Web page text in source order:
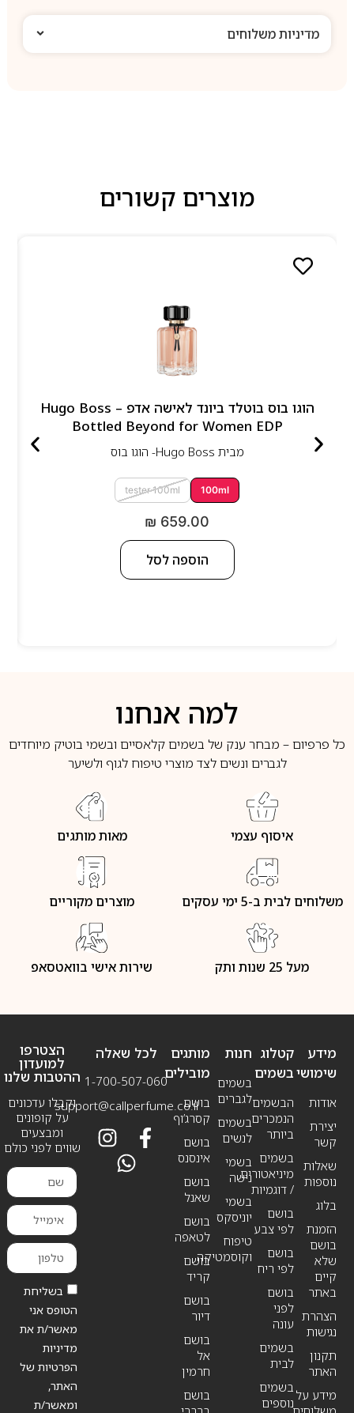
מדיניות משלוחים
מוצרים קשורים
הוגו בוס בוטלד ביונד לאישה אדפ – Hugo Boss
Bottled Beyond for Women EDP
מבית Hugo Boss- הוגו בוס
100ml
tester 100ml
₪ 659.00
הוספה לסל
למה אנחנו
כל פרפיום – מבחר ענק של בשמים קלאסיים ובשמי בוטיק מיוחדים
לגברים ונשים לצד מוצרי טיפוח לגוף ולשיער
איסוף עצמי מאות מותגים
משלוחים לבית ב-5 ימי עסקים מוצרים מקוריים
מעל 25 שנות ותק שירות אישי בוואטסאפ
מידע
שימושי
אודות
יצירת
קשר
שאלות
נוספות
בלוג
הזמנת
בושם
שלא
קיים
באתר
הצהרת
נגישות
תקנון
האתר
מידע על
חנות
בשמים
לגברים
בשמים
לנשים
בשמי
נישה
בשמי
יוניסקס
טיפוח
וקוסמטיקה
קטלוג
בשמים
הבשמים
הנמכרים
ביותר
בשמים
מיניאטורים
/ דוגמיות
בושם
לפי צבע
בושם
לפי ריח
בושם
לפני
עונה
בשמים
לבית
בשמים
נוספים
מותגים
מובילים
בושם
קסרג’וף
בושם
אינסנס
בושם
שאנל
בושם
לטאפה
בושם
קריד
בושם
דיור
בושם
אל
חרמין
בושם
לכל שאלה
1-700-507-060
support@callperfume.co.il
הצטרפו
למועדון
ההטבות שלנו
וקבלו עדכונים
על קופונים
ומבצעים
שווים לפני כולם
בשליחת
הטופס אני
מאשר/ת את
מדיניות
הפרטיות של
האתר,
ומאשר/ת